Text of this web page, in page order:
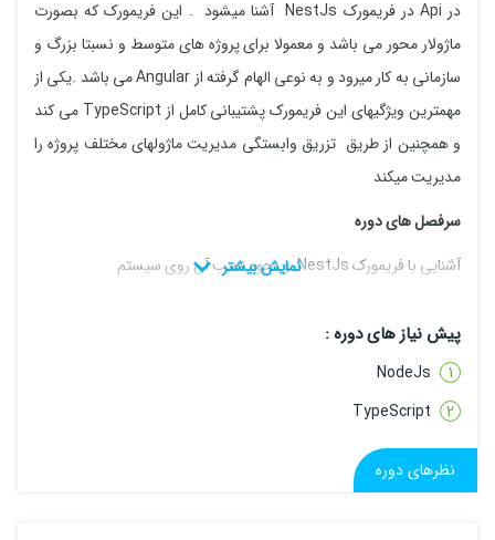
در Api در فریمورک NestJs آشنا میشود . این فریمورک که بصورت
ماژولار محور می باشد و معمولا برای پروژه های متوسط و نسبتا بزرگ و
سازمانی به کار میرود و به نوعی الهام گرفته از Angular می باشد .یکی از
مهمترین ویژگیهای این فریمورک پشتیبانی کامل از TypeScript می کند
و همچنین از طریق تزریق وابستگی مدیریت ماژولهای مختلف پروژه را
مدیریت میکند
سرفصل های دوره
آشنایی با فریمورک NestJs و نحوه نصب آن روی سیستم
انجام عملیات Update
انجام عملیات Delete
پیش نیاز های دوره :
NodeJs
TypeScript
نظرهای دوره